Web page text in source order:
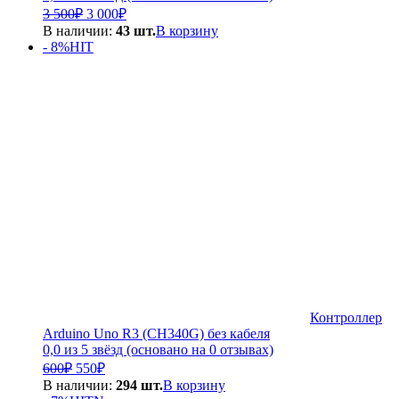
3 500₽ Первоначальная
цена
составляла
3
3 000₽Текущая
цена:
В наличии: 43 шт.В корзину
- 8%HIT
Контроллер
Arduino Uno R3 (CH340G) без кабеля
0,0 из 5 звёзд (основано на 0 отзывах)
600₽ Первоначальная
цена
550₽Текущая
цена:
В наличии: 294 шт.В корзину